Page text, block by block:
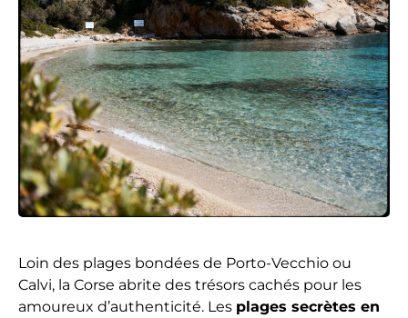
Loin des plages bondées de Porto-Vecchio ou
Calvi, la Corse abrite des trésors cachés pour les
amoureux d’authenticité. Les plages secrètes en